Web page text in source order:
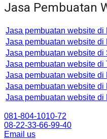
Jasa Pembuatan
Jasa pembuatan website di
Jasa pembuatan website di
Jasa pembuatan website di
Jasa pembuatan website di
Jasa pembuatan website di
Jasa pembuatan website di
Jasa pembuatan website di
081-804-1010-72
08-22-33-66-99-40
Email us